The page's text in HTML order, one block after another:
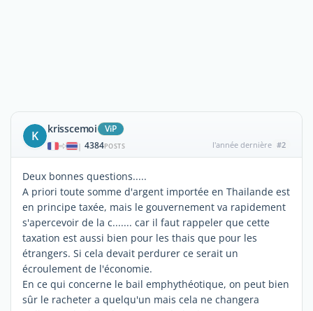
K krisscemoi ViP
| 4384POSTS l'année dernière #2
Deux bonnes questions.....
A priori toute somme d'argent importée en Thailande est
en principe taxée, mais le gouvernement va rapidement
s'apercevoir de la c....... car il faut rappeler que cette
taxation est aussi bien pour les thais que pour les
étrangers. Si cela devait perdurer ce serait un
écroulement de l'économie.
En ce qui concerne le bail emphythéotique, on peut bien
sûr le racheter a quelqu'un mais cela ne changera